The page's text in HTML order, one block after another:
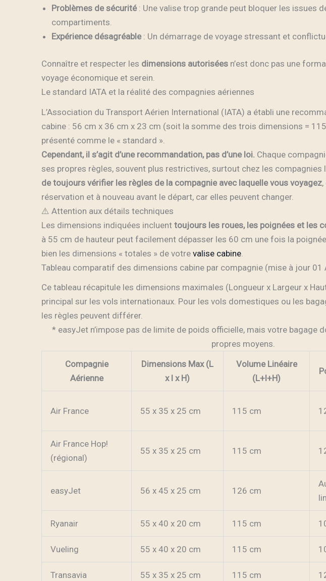
Problèmes de sécurité: Une valise trop grande peut bloquer les issues
compartiments.
Expérience désagréable: Un démarrage de voyage stressant et
Connaître et respecter les dimensions autorisées n’est donc pas une
voyage économique et serein.
Le standard IATA et la réalité des compagnies aériennes
L’Association du Transport Aérien International (IATA) a établi une
cabine : 56 cm x 36 cm x 23 cm (soit la somme des trois dimensions =
présenté comme le « standard ».
Cependant, il s’agit d’une recommandation, pas d’une loi. Chaque
ses propres règles, souvent plus restrictives, surtout chez les
de toujours vérifier les règles de la compagnie avec laquelle vous voyagez
réservation et à nouveau avant le départ, car elles peuvent changer.
⚠️ Attention aux détails techniques
Les dimensions indiquées incluent toujours les roues, les poignées et les
à 55 cm de hauteur peut facilement dépasser les 60 cm une fois la
bien les dimensions « totales » de votre valise cabine
Tableau comparatif des dimensions cabine par compagnie (mise à jour 01
Ce tableau récapitule les dimensions maximales (Longueur x Largeur x
principal sur les vols internationaux. Pour les vols domestiques ou les
les règles peuvent différer.
Compagnie
Aérienne
Dimensions Max (L
x l x H)
Volume Linéaire
(L+l+H)
Air France 55 x 35 x 25 cm 115 cm
Air France Hop!
(régional)
55 x 35 x 25 cm 115 cm
easyJet 56 x 45 x 25 cm 126 cm
Ryanair 55 x 40 x 20 cm 115 cm
Vueling 55 x 40 x 20 cm 115 cm
Transavia 55 x 35 x 25 cm 115 cm
* easyJet n’impose pas de limite de poids officielle, mais votre bagage
propres moyens.